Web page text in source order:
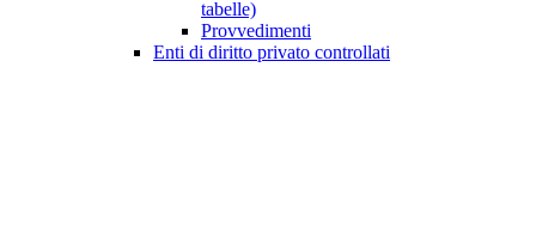
tabelle)
Provvedimenti
Enti di diritto privato controllati